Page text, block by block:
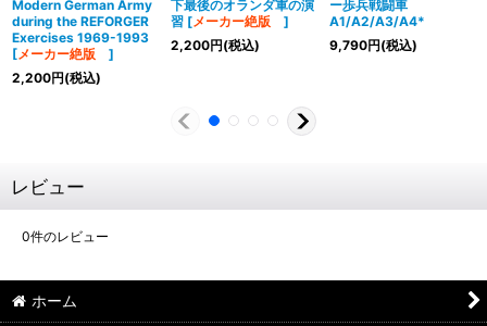
Modern German Army
during the REFORGER
Exercises 1969-1993
[メーカー絶版 ]
2,200円(税込)
下最後のオランダ軍の演
習 [メーカー絶版 ]
2,200円(税込)
ー歩兵戦闘車
A1/A2/A3/A4*
9,790円(税込)
レビュー
0件のレビュー
ホーム